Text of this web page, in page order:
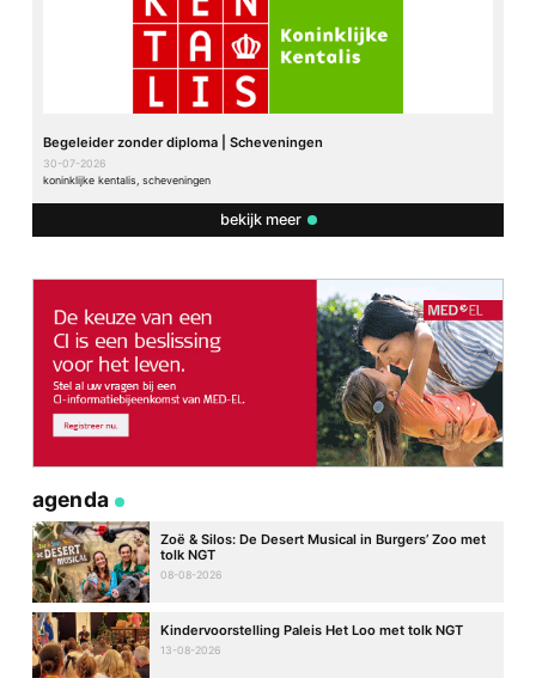
Begeleider zonder diploma | Scheveningen
30-07-2026
koninklijke kentalis, scheveningen
bekijk meer
agenda
Zoë & Silos: De Desert Musical in Burgers’ Zoo met
tolk NGT
08-08-2026
Kindervoorstelling Paleis Het Loo met tolk NGT
13-08-2026